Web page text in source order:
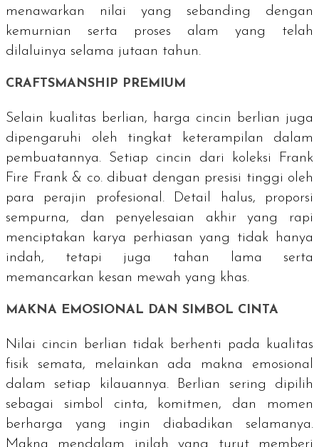
menawarkan nilai yang sebanding dengan
kemurnian serta proses alam yang telah
dilaluinya selama jutaan tahun.
CRAFTSMANSHIP PREMIUM
Selain kualitas berlian, harga cincin berlian juga
dipengaruhi oleh tingkat keterampilan dalam
pembuatannya. Setiap cincin dari koleksi Frank
Fire Frank & co. dibuat dengan presisi tinggi oleh
para perajin profesional. Detail halus, proporsi
sempurna, dan penyelesaian akhir yang rapi
menciptakan karya perhiasan yang tidak hanya
indah, tetapi juga tahan lama serta
memancarkan kesan mewah yang khas.
MAKNA EMOSIONAL DAN SIMBOL CINTA
Nilai cincin berlian tidak berhenti pada kualitas
fisik semata, melainkan ada makna emosional
dalam setiap kilauannya. Berlian sering dipilih
sebagai simbol cinta, komitmen, dan momen
berharga yang ingin diabadikan selamanya.